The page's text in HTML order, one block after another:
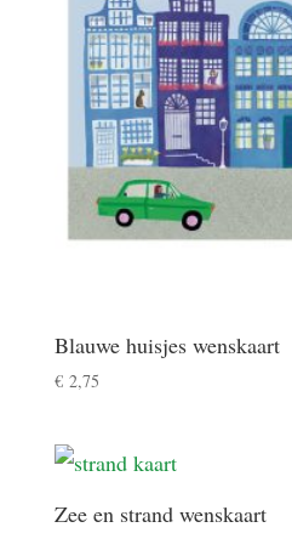
Blauwe huisjes wenskaart
€2,75
Zee en strand wenskaart